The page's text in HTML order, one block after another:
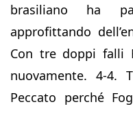
brasiliano ha
approfittando
Con tre doppi falli
nuovamente. 4-4.
Peccato perché